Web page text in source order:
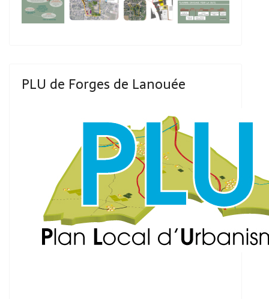
PLU de Forges de Lanouée